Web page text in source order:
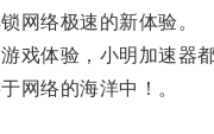
络极速的新体验。
体验，小明加速器都
络的海洋中！。